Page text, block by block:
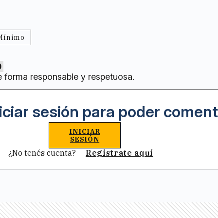
responsable y respetuosa.
sesión para poder
INICIAR
SESIÓN
¿No tenés cuenta? Registrate aquí